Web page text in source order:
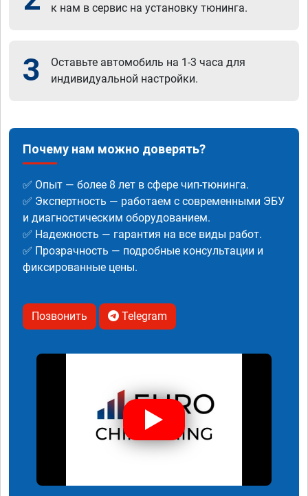
к нам в сервис на установку тюнинга.
3
Оставьте автомобиль на 1-3 часа для
индивидуальной настройки.
Почему нам можно доверять?
✅ Опыт — более 8 лет в сфере чип-тюнинга.
✅ Экспертность — работаем с современными ЭБУ
и диагностическим оборудованием.
✅ Надежность — гарантия на все виды работ.
✅ Прозрачность — подробные консультации и
фиксированные цены.
Позвонить Telegram